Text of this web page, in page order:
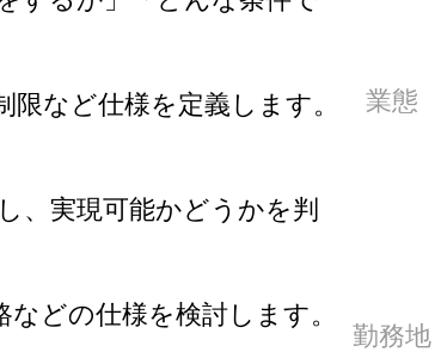
など仕様を定義します。
実現可能かどうかを判
どの仕様を検討します。
業態
勤務地